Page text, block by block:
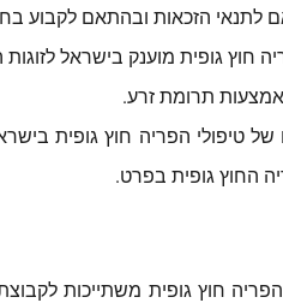
לתנאי הזכאות ובהתאם לקבוע
חוץ גופית מוענק בישראל
תרומת זרע.
של טיפולי הפריה חוץ גופית
החוץ גופית בפרט.
חוץ גופית משתייכות